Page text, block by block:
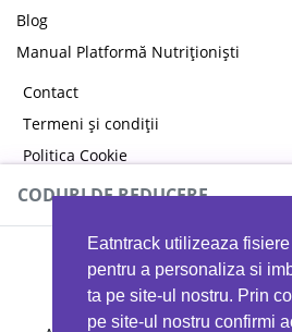
Eatntrack utilizeaza
pentru a personaliza si
ta pe site-ul nostru. Prin
pe site-ul nostru confirmi
Blog
Manual Platformă Nutriționiști
Contact
Termeni și condiții
Politica Cookie
Politica de confidențialitate
CODURI DE REDUCERE